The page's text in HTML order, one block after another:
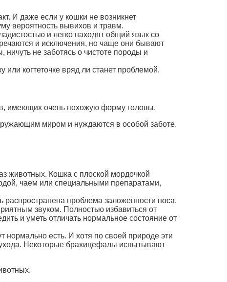
И даже если у кошки не возникнет
вероятность вывихов и травм.
и легко находят общий язык со
и исключения, но чаще они бывают
не заботясь о чистоте породы и
когтеточке вряд ли станет проблемой.
имеющих очень похожую форму головы.
миром и нуждаются в особой заботе.
животных. Кошка с плоской мордочкой
чаем или специальными препаратами,
проблема заложенности носа,
звуком. Полностью избавиться от
и уметь отличать нормальное состояние от
нормально есть. И хотя по своей природе эти
ухода. Некоторые брахицефалы испытывают